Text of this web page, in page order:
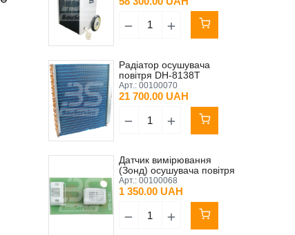
Радіатор осушувача
повітря DH-8138Т
Арт.: 00100070
21 700.00 UAH
Датчик вимірювання
(Зонд) осушувача повітря
DH-8138Т
Арт.: 00100068
1 350.00 UAH